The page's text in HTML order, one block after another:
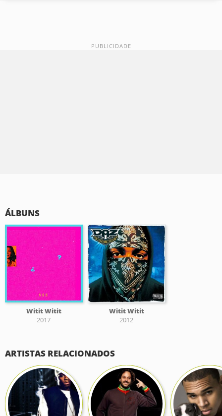
ÁLBUNS
Witit Witit
2017
Witit Witit
2012
ARTISTAS RELACIONADOS